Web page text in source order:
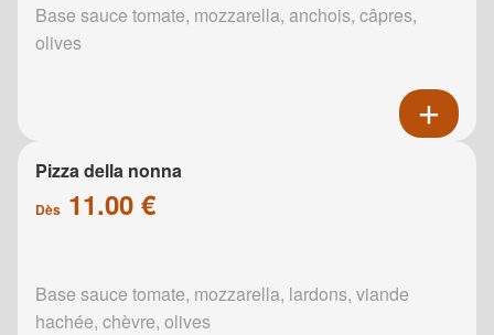
Base sauce tomate, mozzarella, anchois, câpres,
olives
Pizza della nonna
Dès 11.00 €
Base sauce tomate, mozzarella, lardons, viande
hachée, chèvre, olives